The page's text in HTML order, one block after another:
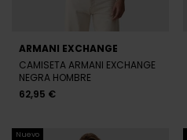
ARMANI EXCHANGE
CAMISETA ARMANI EXCHANGE
NEGRA HOMBRE
62,95 €
Nuevo